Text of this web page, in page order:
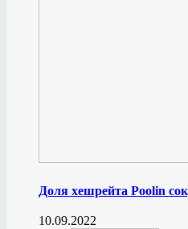
Доля хешрейта Poolin
10.09.2022